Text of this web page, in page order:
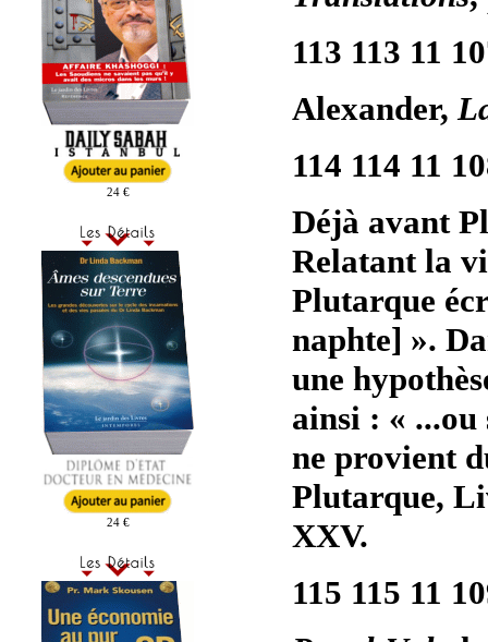
24 €
24 €
113 113 11
Alexander,
114 114 11
Déjà avant
Relatant la
Plutarque
naphte] ».
une
ainsi : «
ne provient
Plutarque,
XXV.
115 115 11